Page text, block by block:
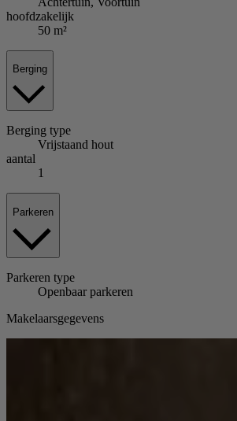
hoofdzakelijk
50 m²
Berging
Berging type
Vrijstaand hout
aantal
1
Parkeren
Parkeren type
Openbaar parkeren
Makelaarsgegevens